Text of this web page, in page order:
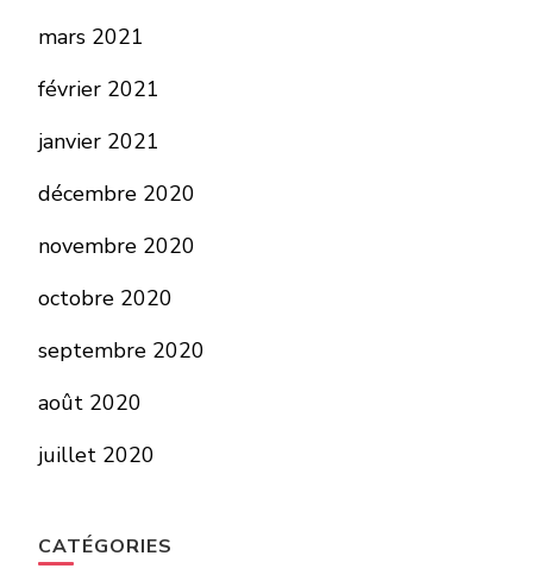
mars 2021
février 2021
janvier 2021
décembre 2020
novembre 2020
octobre 2020
septembre 2020
août 2020
juillet 2020
CATÉGORIES